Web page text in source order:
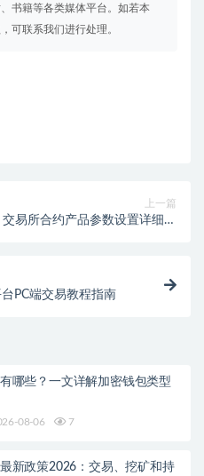
书籍等各类媒体平台。如若本
可联系我们进行处理。
上一篇
易所合约产品参数设置详细说
PC端交易教程指南
哪些？一文详解加密钱包类型
08-06 7
新政策2026：交易、挖矿和持